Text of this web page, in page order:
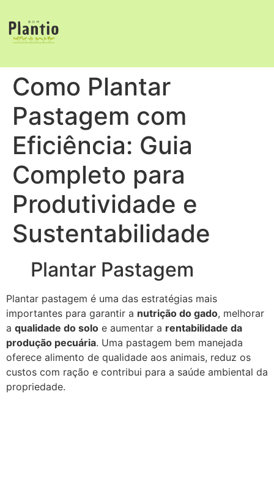
Como Plantar
Pastagem com
Eficiência: Guia
Completo para
Produtividade e
Sustentabilidade
Plantar Pastagem
Plantar pastagem é uma das estratégias mais
importantes para garantir a nutrição do gado, melhorar
a qualidade do solo e aumentar a rentabilidade da
produção pecuária. Uma pastagem bem manejada
oferece alimento de qualidade aos animais, reduz os
custos com ração e contribui para a saúde ambiental da
propriedade.